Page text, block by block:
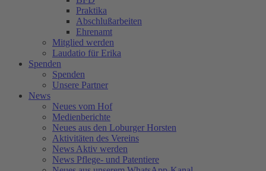
Praktika
Abschlußarbeiten
Ehrenamt
Mitglied werden
Laudatio für Erika
Spenden
Spenden
Unsere Partner
News
Neues vom Hof
Medienberichte
Neues aus den Loburger Horsten
Aktivitäten des Vereins
News Aktiv werden
News Pflege- und Patentiere